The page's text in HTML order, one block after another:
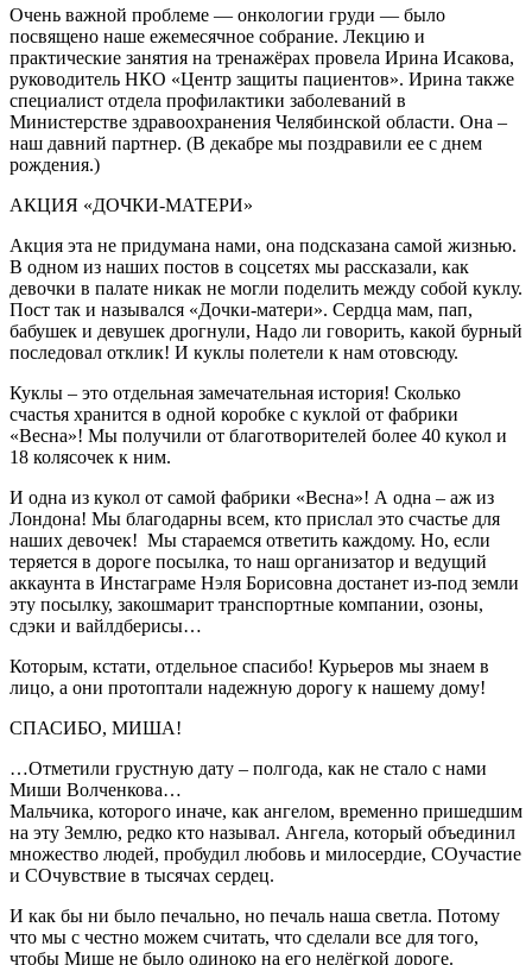
Очень важной проблеме — онкологии груди — было
посвящено наше ежемесячное собрание. Лекцию и
практические занятия на тренажёрах провела Ирина Исакова,
руководитель НКО «Центр защиты пациентов». Ирина также
специалист отдела профилактики заболеваний в
Министерстве здравоохранения Челябинской области. Она –
наш давний партнер. (В декабре мы поздравили ее с днем
рождения.)
АКЦИЯ «ДОЧКИ-МАТЕРИ»
Акция эта не придумана нами, она подсказана самой жизнью.
В одном из наших постов в соцсетях мы рассказали, как
девочки в палате никак не могли поделить между собой куклу.
Пост так и назывался «Дочки-матери». Сердца мам, пап,
бабушек и девушек дрогнули, Надо ли говорить, какой бурный
последовал отклик! И куклы полетели к нам отовсюду.
Куклы – это отдельная замечательная история! Сколько
счастья хранится в одной коробке с куклой от фабрики
«Весна»! Мы получили от благотворителей более 40 кукол и
18 колясочек к ним.
И одна из кукол от самой фабрики «Весна»! А одна – аж из
Лондона! Мы благодарны всем, кто прислал это счастье для
наших девочек! Мы стараемся ответить каждому. Но, если
теряется в дороге посылка, то наш организатор и ведущий
аккаунта в Инстаграме Нэля Борисовна достанет из-под земли
эту посылку, закошмарит транспортные компании, озоны,
сдэки и вайлдберисы…
Которым, кстати, отдельное спасибо! Курьеров мы знаем в
лицо, а они протоптали надежную дорогу к нашему дому!
СПАСИБО, МИША!
…Отметили грустную дату – полгода, как не стало с нами
Миши Волченкова…
Мальчика, которого иначе, как ангелом, временно пришедшим
на эту Землю, редко кто называл. Ангела, который объединил
множество людей, пробудил любовь и милосердие, СОучастие
и СОчувствие в тысячах сердец.
И как бы ни было печально, но печаль наша светла. Потому
что мы с честно можем считать, что сделали все для того,
чтобы Мише не было одиноко на его нелёгкой дороге.